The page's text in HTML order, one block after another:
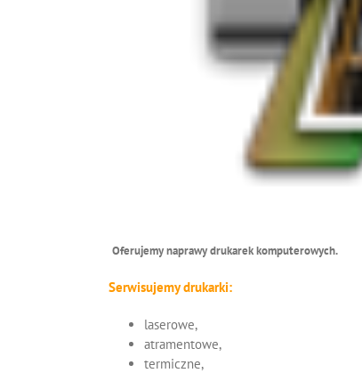
Oferujemy naprawy drukarek komputerowych.
Serwisujemy drukarki:
laserowe,
atramentowe,
termiczne,